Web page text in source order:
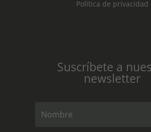
Política de privacidad
Suscríbete a
newsletter